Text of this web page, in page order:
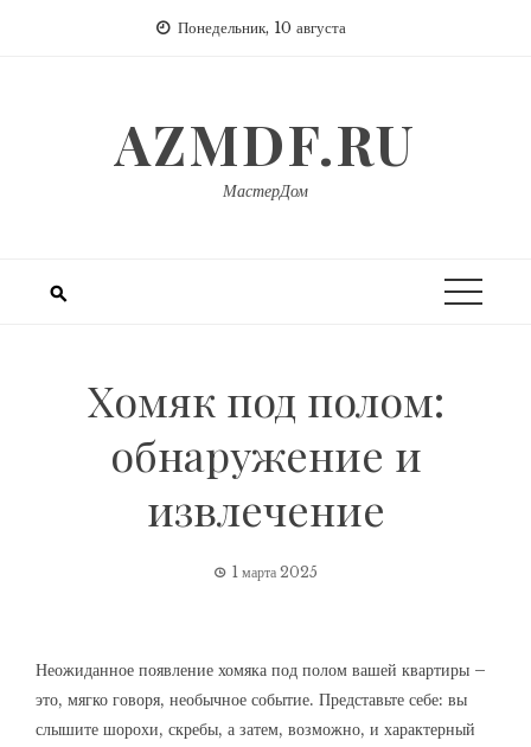
Понедельник, 10 августа
AZMDF.RU
МастерДом
Хомяк под полом:
обнаружение и
извлечение
1 марта 2025
Неожиданное появление хомяка под полом вашей квартиры –
это, мягко говоря, необычное событие. Представьте себе: вы
слышите шорохи, скребы, а затем, возможно, и характерный